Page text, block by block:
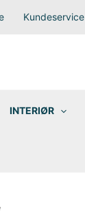
Kundeservice
INTERIØR